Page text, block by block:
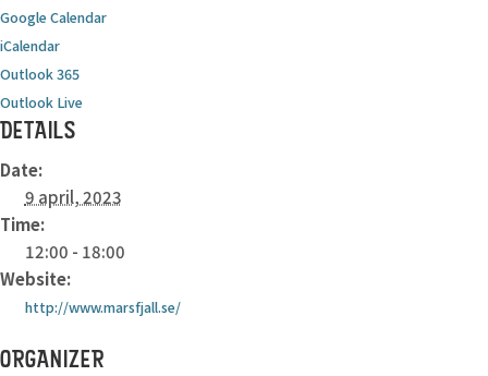
Google Calendar
iCalendar
Outlook 365
Outlook Live
DETAILS
Date:
9 april, 2023
Time:
12:00 - 18:00
Website:
http://www.marsfjall.se/
ORGANIZER